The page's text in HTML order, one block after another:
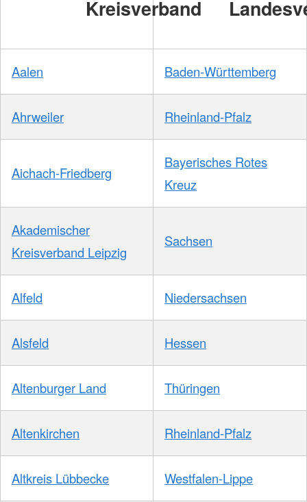
Kreisverband
Aalen Baden-Württemberg
Ahrweiler Rheinland-Pfalz
Aichach-Friedberg
Bayerisches Rotes
Kreuz
Akademischer
Kreisverband Leipzig
Sachsen
Alfeld Niedersachsen
Alsfeld Hessen
Altenburger Land Thüringen
Altenkirchen Rheinland-Pfalz
Altkreis Lübbecke Westfalen-Lippe